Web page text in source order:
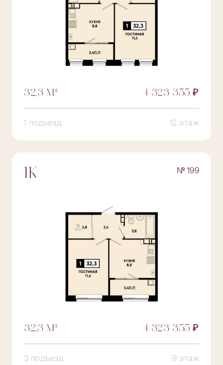
32,3 М² 4 323 355 ₽
1 подъезд 12 этаж
1К № 199
32,3 М² 4 323 355 ₽
3 подъезд 9 этаж